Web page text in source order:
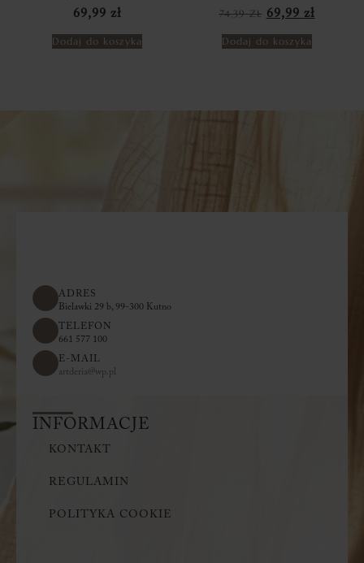
69,99 zł
Dodaj do koszyka
74,39ZŁ 69,99 zł
Dodaj do koszyka
ADRES
Bielawki 29 b, 99-300 Kutno
TELEFON
661 577 100
E-MAIL
artderia@wp.pl
INFORMACJE
KONTAKT
REGULAMIN
POLITYKA COOKIE